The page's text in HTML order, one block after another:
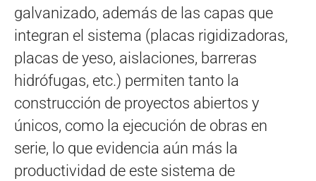
galvanizado, además de las capas que
integran el sistema (placas rigidizadoras,
placas de yeso, aislaciones, barreras
hidrófugas, etc.) permiten tanto la
construcción de proyectos abiertos y
únicos, como la ejecución de obras en
serie, lo que evidencia aún más la
productividad de este sistema de